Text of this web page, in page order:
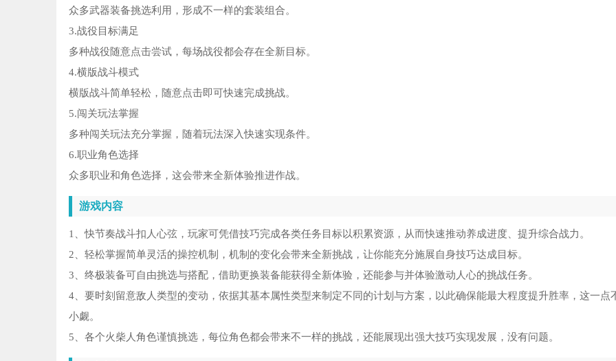
众多武器装备挑选利用，形成不一样的套装组合。
3.战役目标满足
多种战役随意点击尝试，每场战役都会存在全新目标。
4.横版战斗模式
横版战斗简单轻松，随意点击即可快速完成挑战。
5.闯关玩法掌握
多种闯关玩法充分掌握，随着玩法深入快速实现条件。
6.职业角色选择
众多职业和角色选择，这会带来全新体验推进作战。
游戏内容
1、快节奏战斗扣人心弦，玩家可凭借技巧完成各类任务目标以积累资源，从而快速推动养成进度、提升综合战力。
2、轻松掌握简单灵活的操控机制，机制的变化会带来全新挑战，让你能充分施展自身技巧达成目标。
3、终极装备可自由挑选与搭配，借助更换装备能获得全新体验，还能参与并体验激动人心的挑战任务。
4、要时刻留意敌人类型的变动，依据其基本属性类型来制定不同的计划与方案，以此确保能最大程度提升胜率，这一点
小觑。
5、各个火柴人角色谨慎挑选，每位角色都会带来不一样的挑战，还能展现出强大技巧实现发展，没有问题。